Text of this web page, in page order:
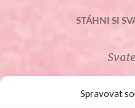
Spravovat
STÁHNI SI
ROZCESTNÍK